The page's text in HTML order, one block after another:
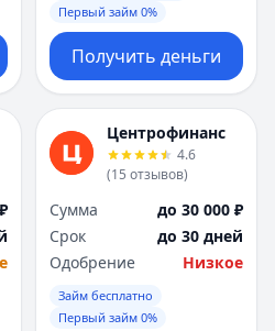
Первый займ 0%
Получить деньги
Центрофинанс
4.6
(15 отзывов)
Сумма
до 30 000 ₽
Срок
до 30 дней
Одобрение
Низкое
Займ бесплатно
Первый займ 0%